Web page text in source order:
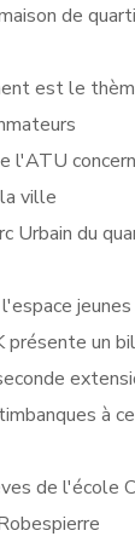
de
est le
l'ATU
ville
Urbain du
présente un
à
de l'école